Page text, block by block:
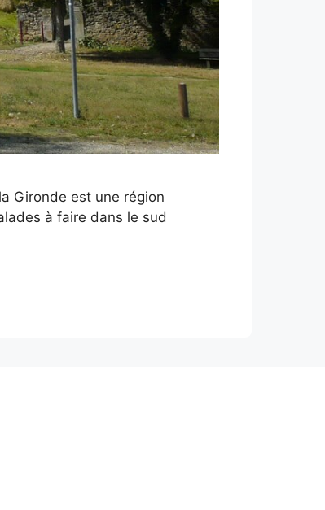
Gironde est une région
à faire dans le sud